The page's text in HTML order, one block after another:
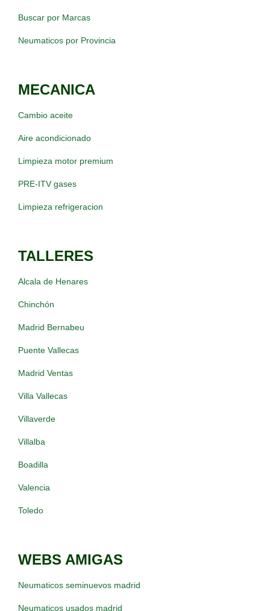
Buscar por Marcas
Neumaticos por Provincia
MECANICA
Cambio aceite
Aire acondicionado
Limpieza motor premium
PRE-ITV gases
Limpieza refrigeracion
TALLERES
Alcala de Henares
Chinchón
Madrid Bernabeu
Puente Vallecas
Madrid Ventas
Villa Vallecas
Villaverde
Villalba
Boadilla
Valencia
Toledo
WEBS AMIGAS
Neumaticos seminuevos madrid
Neumaticos usados madrid